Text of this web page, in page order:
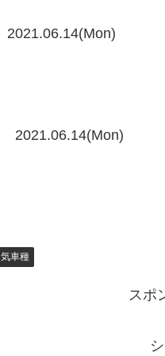
2021.06.14(Mon)
2021.06.14(Mon)
車種
スポ